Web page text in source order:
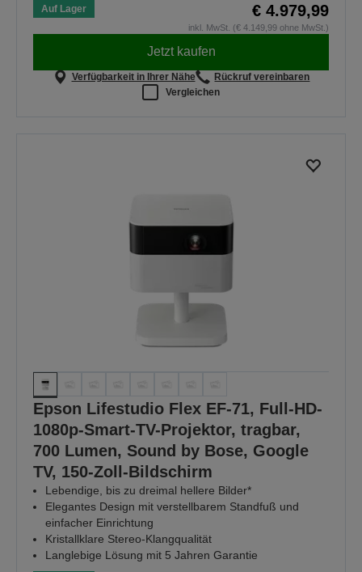
Auf Lager € 4.979,99
inkl. MwSt. (€ 4.149,99 ohne MwSt.)
Jetzt kaufen
Verfügbarkeit in Ihrer Nähe
Rückruf vereinbaren
Vergleichen
Epson Lifestudio Flex EF-71, Full-HD-
1080p-Smart-TV-Projektor, tragbar,
700 Lumen, Sound by Bose, Google
TV, 150-Zoll-Bildschirm
Lebendige, bis zu dreimal hellere Bilder*
Elegantes Design mit verstellbarem Standfuß und
einfacher Einrichtung
Kristallklare Stereo-Klangqualität
Langlebige Lösung mit 5 Jahren Garantie